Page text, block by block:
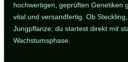
hochwertigen, geprüften Genetiken
vital und versandfertig. Ob
Jungpflanze: du startest direkt mit
Wachstumsphase.